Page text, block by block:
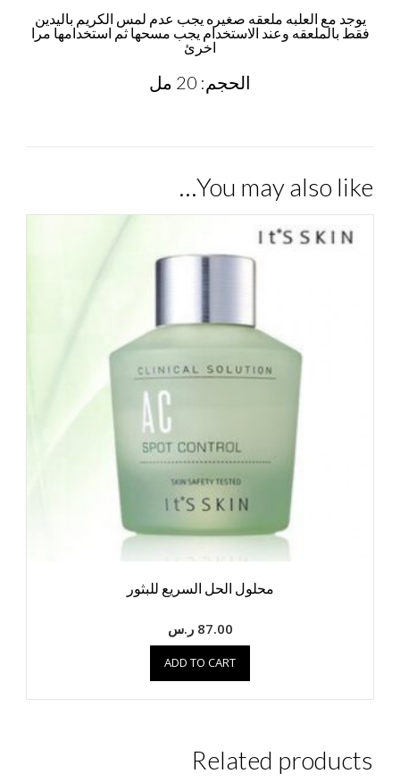
يوجد مع العلبه ملعقه صغيره يجب عدم لمس الكريم باليدين
فقط بالملعقه وعند الاستخدام يجب مسحها ثم استخدامها مرا
اخرئ
الحجم: 20 مل
You may also like…
محلول الحل السريع للبثور
87.00 ر.س
ADD TO CART
Related products